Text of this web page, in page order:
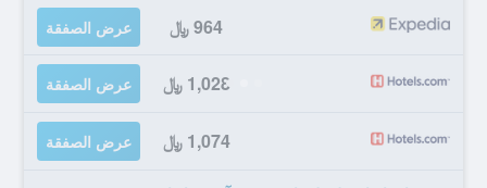
964 ﷼ عرض الصفقة
1,028 ﷼ عرض الصفقة
1,074 ﷼ عرض الصفقة